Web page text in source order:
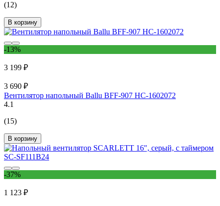
(12)
В корзину
-13%
3 199 ₽
3 690 ₽
Вентилятор напольный Ballu BFF-907 НС-1602072
4.1
(15)
В корзину
-37%
1 123 ₽